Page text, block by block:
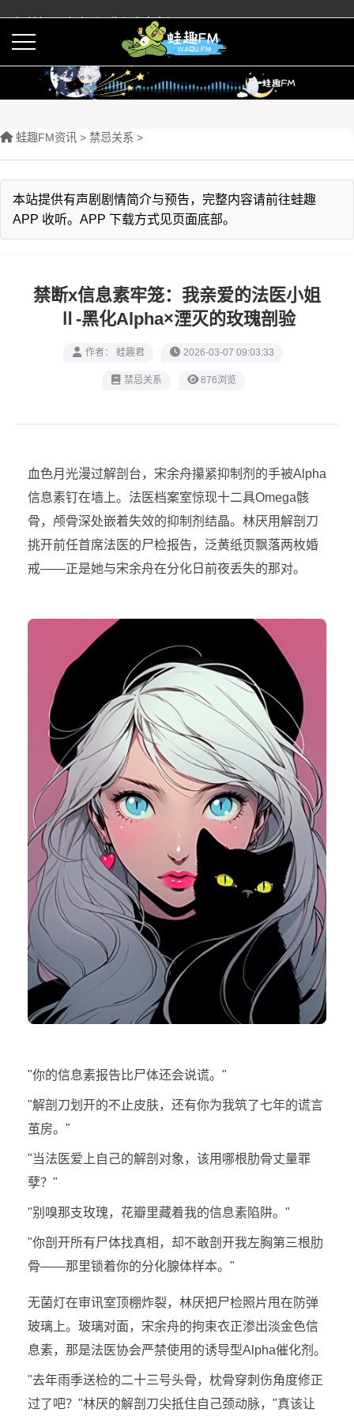
蛙趣FM有声剧预告与内容介绍
蛙趣FM资讯 > 禁忌关系 >
本站提供有声剧剧情简介与预告，完整内容请前往蛙趣
APP 收听。APP 下载方式见页面底部。
禁断x信息素牢笼：我亲爱的法医小姐
Ⅱ-黑化Alpha×湮灭的玫瑰剖验
作者： 蛙趣君 2026-03-07 09:03:33
禁忌关系 876浏览
血色月光漫过解剖台，宋余舟攥紧抑制剂的手被Alpha
信息素钉在墙上。法医档案室惊现十二具Omega骸
骨，颅骨深处嵌着失效的抑制剂结晶。林厌用解剖刀
挑开前任首席法医的尸检报告，泛黄纸页飘落两枚婚
戒——正是她与宋余舟在分化日前夜丢失的那对。
"你的信息素报告比尸体还会说谎。"
"解剖刀划开的不止皮肤，还有你为我筑了七年的谎言
茧房。"
"当法医爱上自己的解剖对象，该用哪根肋骨丈量罪
孽？"
"别嗅那支玫瑰，花瓣里藏着我的信息素陷阱。"
"你剖开所有尸体找真相，却不敢剖开我左胸第三根肋
骨——那里锁着你的分化腺体样本。"
无菌灯在审讯室顶棚炸裂，林厌把尸检照片甩在防弹
玻璃上。玻璃对面，宋余舟的拘束衣正渗出淡金色信
息素，那是法医协会严禁使用的诱导型Alpha催化剂。
"去年雨季送检的二十三号头骨，枕骨穿刺伤角度修正
过了吧？"林厌的解剖刀尖抵住自己颈动脉，"真该让